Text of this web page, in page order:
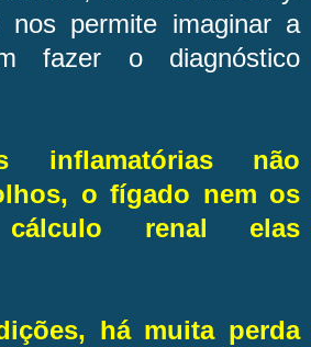
nos permite imaginar a
fazer o diagnóstico
inflamatórias não
o fígado nem os
renal elas
há muita perda